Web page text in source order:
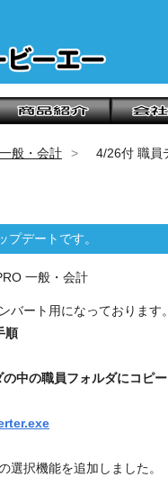
般・会計 4/26付 職員
デートです。
一般・会計
バート用になっております
順
中の職員フォルダにコピ
選択機能を追加しました。